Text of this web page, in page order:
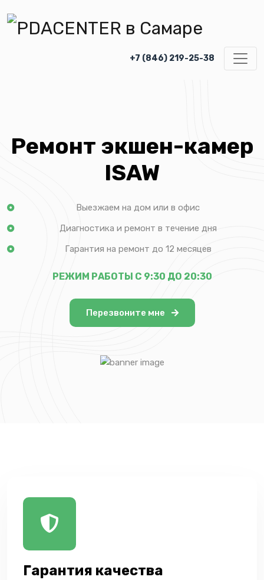
+7 (846) 219-25-38
Ремонт экшен-камер
ISAW
Выезжаем на дом или в офис
Диагностика и ремонт в течение дня
Гарантия на ремонт до 12 месяцев
РЕЖИМ РАБОТЫ С 9:30 ДО 20:30
Перезвоните мне
Гарантия качества